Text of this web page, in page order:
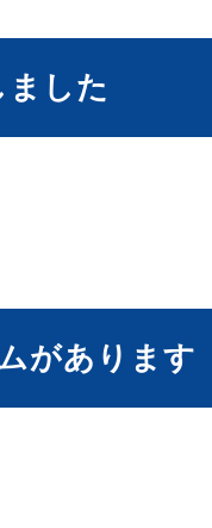
した
があります